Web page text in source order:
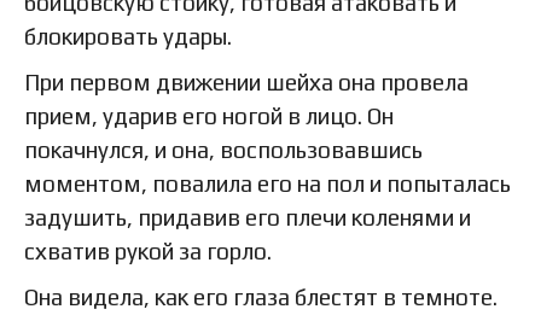
блокировать удары.
При первом движении шейха она провела
прием, ударив его ногой в лицо. Он
покачнулся, и она, воспользовавшись
моментом, повалила его на пол и попыталась
задушить, придавив его плечи коленями и
схватив рукой за горло.
Она видела, как его глаза блестят в темноте.